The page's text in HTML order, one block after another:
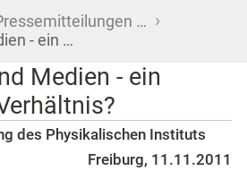
… ›
- ein …
Medien - ein
des Physikalischen Instituts
Freiburg, 11.11.2011